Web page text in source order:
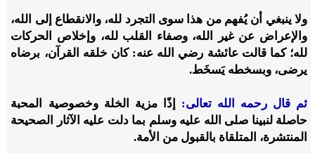
ولا ينبغي أن يُفهم من هذا سوى التجرد لله، والانقطاع إلى الله،
والإعراض عن غير الله، وصفاء القلب لله، وإخلاص الحركات
لله؛ كما قالت عائشة رضي الله عنه: كان خلقه القرآن، برضاه
يرضى، وبسخطه يَسخَط.
ثم قال رحمه الله تعالى:
إذًا مزية الخلة وخصوصية المحبة
حاصلة لنبينا صلى الله عليه وسلم بما دلت عليه الآثار الصحيحة
المنتشرة، المتلقاة بالقبول من الأمة.